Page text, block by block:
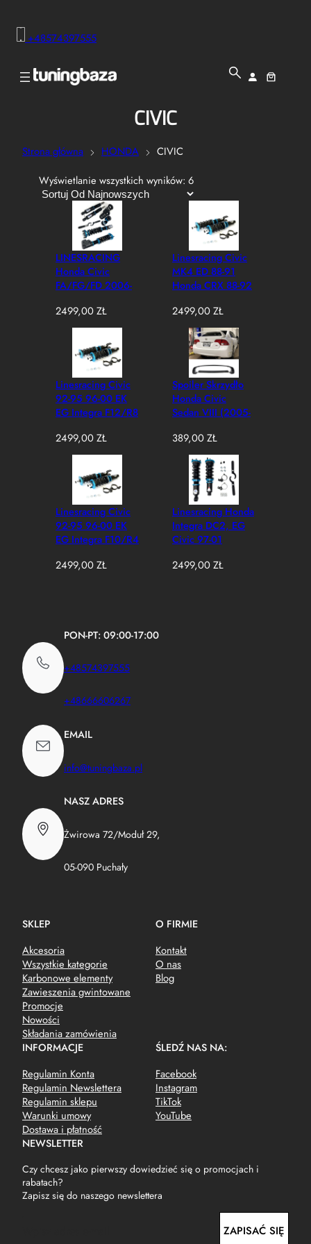
+48574397555
CIVIC
Strona główna HONDA
CIVIC
Wyświetlanie wszystkich wyników: 6P
o
o
t
o
w
a
n
e
w
e
d
ł
u
g
n
j
n
o
w
s
z
y
c
LINESRACING
Honda Civic
FA/FG/FD 2006-
Hybrid) (coupe /
Sedan)
2499,00ZŁ
Linesracing Civic
MK4 ED 88-91
Honda CRX 88-92
2499,00ZŁ
Linesracing Civic
92-95 96-00 EK
EG Integra F12/R8
2499,00ZŁ
Spoiler Skrzydło
Honda Civic
Sedan VIII (2005-
Czarny Połysk
389,00ZŁ
Linesracing Civic
92-95 96-00 EK
EG Integra F10/R4
2499,00ZŁ
Linesracing Honda
Integra DC2, EG
Civic 97-01
Gwintowane
2499,00ZŁ
PON-PT: 09:00-17:00
+48574397555
+48666606267
EMAIL
info@tuningbaza.pl
NASZ ADRES
Żwirowa 72/Moduł 29,
05-090 Puchały
SKLEP
Akcesoria
Wszystkie kategorie
Karbonowe elementy
Zawieszenia gwintowane
Promocje
Nowości
Składania zamówienia
O FIRMIE
Kontakt
O nas
Blog
INFORMACJE
Regulamin Konta
Regulamin Newslettera
Regulamin sklepu
Warunki umowy
Dostawa i płatność
ŚLEDŹ NAS NA:
Facebook
Instagram
TikTok
YouTube
NEWSLETTER
Czy chcesz jako pierwszy dowiedzieć się o promocjach i
rabatach?
Zapisz się do naszego newslettera
ZAPISAĆ SIĘ